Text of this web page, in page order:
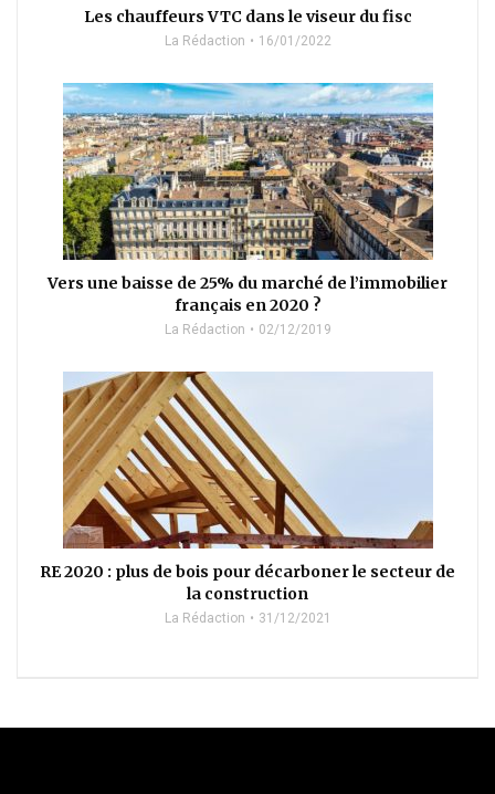
Les chauffeurs VTC dans le viseur du fisc
La Rédaction 16/01/2022
Vers une baisse de 25% du marché de l’immobilier
français en 2020 ?
La Rédaction 02/12/2019
RE 2020 : plus de bois pour décarboner le secteur de
la construction
La Rédaction 31/12/2021